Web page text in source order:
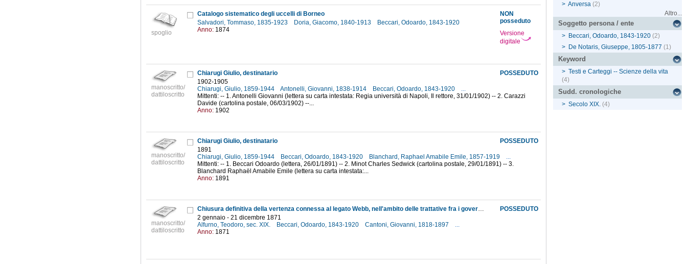
spoglio
NON
posseduto
Versione
digitale
Catalogo sistematico degli uccelli di Borneo
Salvadori, Tommaso, 1835-1923
Doria, Giacomo, 1840-1913
Beccari, Odoardo, 1843-1920
Anno: 1874
manoscritto/
dattiloscritto
POSSEDUTO
Chiarugi Giulio, destinatario
1902-1905
Chiarugi, Giulio, 1859-1944
Antonelli, Giovanni, 1838-1914 Beccari, Odoardo, 1843-1920
...
Mittenti: -- 1. Antonelli Giovanni (lettera su carta intestata: Regia università di Napoli, Il rettore, 31/01/1902) -- 2. Carazzi
Davide (cartolina postale, 06/03/1902) --...
Anno: 1902
manoscritto/
dattiloscritto
POSSEDUTO
Chiarugi Giulio, destinatario
1891
Chiarugi, Giulio, 1859-1944
Beccari, Odoardo, 1843-1920 Blanchard, Raphael Amabile Emile, 1857-1919
...
Mittenti: -- 1. Beccari Odoardo (lettera, 26/01/1891) -- 2. Minot Charles Sedwick (cartolina postale, 29/01/1891) -- 3.
Blanchard Raphaël Amabile Emile (lettera su carta intestata:...
Anno: 1891
manoscritto/
dattiloscritto
POSSEDUTO
Chiusura definitiva della vertenza connessa al legato Webb, nell'ambito delle trattative fra i governi italiano ed austro-ungarico per la definizione delle questioni pendenti del trattato di Vienna del 1866. Richiesta, da parte del direttore del Museo, di ricevere rapidamente la somma risultante dai frutti del capitale lasciato dal defunto Philip Webb, in modo da impiegarla per l'accrescimeno e mantenimento della biblioteca e dell'erbario, secondo la volontà del testatore
2 gennaio - 21 dicembre 1871
Alfurno, Teodoro, sec. XIX.
Beccari, Odoardo, 1843-1920 Cantoni, Giovanni, 1818-1897
...
Anno: 1871
> Anversa (2)
Altro...
Soggetto persona / ente
> Beccari, Odoardo, 1843-1920 (2)
> De Notaris, Giuseppe, 1805-1877 (1)
Keyword
> Testi e Carteggi -- Scienze della vita
(4)
Sudd. cronologiche
> Secolo XIX. (4)